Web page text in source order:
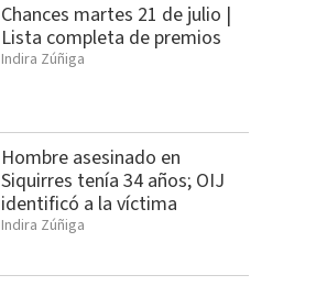
Chances martes 21 de julio |
Lista completa de premios
Indira Zúñiga
Hombre asesinado en
Siquirres tenía 34 años; OIJ
identificó a la víctima
Indira Zúñiga